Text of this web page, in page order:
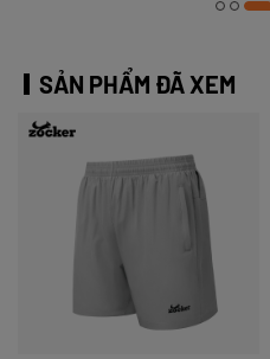
SẢN PHẨM ĐÃ XEM